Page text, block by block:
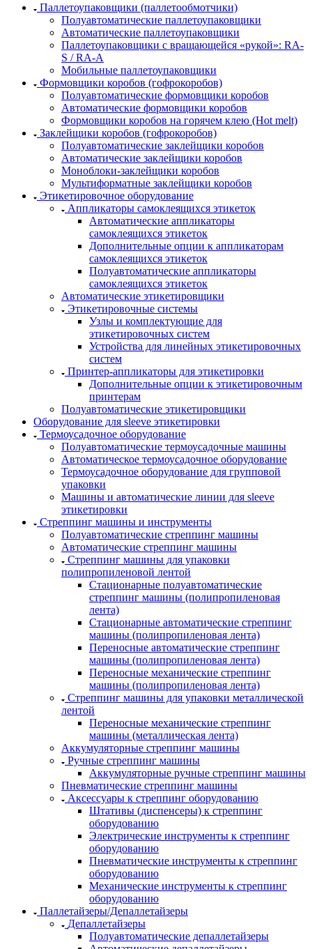
Паллетоупаковщики (паллетообмотчики)
Полуавтоматические паллетоупаковщики
Автоматические паллетоупаковщики
Паллетоупаковщики с вращающейся «рукой»: RA-
S / RA-A
Мобильные паллетоупаковщики
Формовщики коробов (гофрокоробов)
Полуавтоматические формовщики коробов
Автоматические формовщики коробов
Формовщики коробов на горячем клею (Hot melt)
Заклейщики коробов (гофрокоробов)
Полуавтоматические заклейщики коробов
Автоматические заклейщики коробов
Моноблоки-заклейщики коробов
Мультиформатные заклейщики коробов
Этикетировочное оборудование
Аппликаторы самоклеящихся этикеток
Автоматические аппликаторы
самоклеящихся этикеток
Дополнительные опции к аппликаторам
самоклеящихся этикеток
Полуавтоматические аппликаторы
самоклеящихся этикеток
Автоматические этикетировщики
Этикетировочные системы
Узлы и комплектующие для
этикетировочных систем
Устройства для линейных этикетировочных
систем
Принтер-аппликаторы для этикетировки
Дополнительные опции к этикетировочным
принтерам
Полуавтоматические этикетировщики
Оборудование для sleeve этикетировки
Термоусадочное оборудование
Полуавтоматические термоусадочные машины
Автоматическое термоусадочное оборудование
Термоусадочное оборудование для групповой
упаковки
Машины и автоматические линии для sleeve
этикетировки
Стреппинг машины и инструменты
Полуавтоматические стреппинг машины
Автоматические стреппинг машины
Стреппинг машины для упаковки
полипропиленовой лентой
Стационарные полуавтоматические
стреппинг машины (полипропиленовая
лента)
Стационарные автоматические стреппинг
машины (полипропиленовая лента)
Переносные автоматические стреппинг
машины (полипропиленовая лента)
Переносные механические стреппинг
машины (полипропиленовая лента)
Стреппинг машины для упаковки металлической
лентой
Переносные механические стреппинг
машины (металлическая лента)
Аккумуляторные стреппинг машины
Ручные стреппинг машины
Аккумуляторные ручные стреппинг машины
Пневматические стреппинг машины
Аксессуары к стреппинг оборудованию
Штативы (диспенсеры) к стреппинг
оборудованию
Электрические инструменты к стреппинг
оборудованию
Пневматические инструменты к стреппинг
оборудованию
Механические инструменты к стреппинг
оборудованию
Паллетайзеры/Депаллетайзеры
Депаллетайзеры
Полуавтоматические депаллетайзеры